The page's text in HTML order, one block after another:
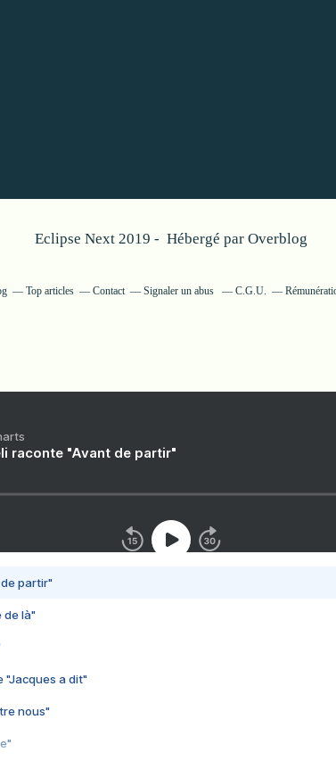
Eclipse Next 2019 - Hébergé par Overblog
Top articles Contact Signaler un abus C.G.U.
raconte "Avant de partir"
de partir"
de là"
"Jacques a dit"
nous"